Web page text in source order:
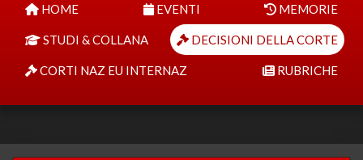
HOME EVENTI MEMORIE
STUDI & COLLANA DECISIONI DELLA CORTE
CORTI NAZ EU INTERNAZ RUBRICHE